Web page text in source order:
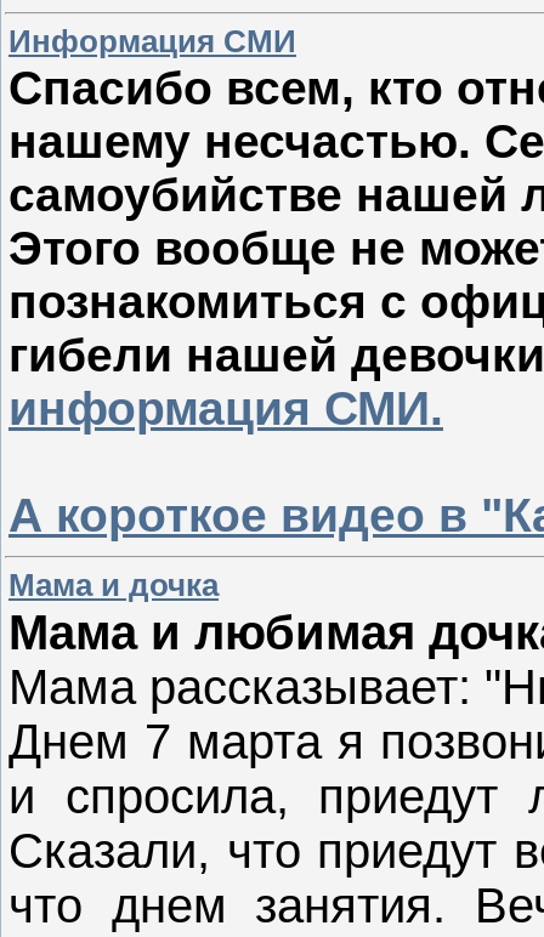
Информация СМИ
Спасибо всем, кто
нашему несчастью.
самоубийстве нашей
Этого вообще не
познакомиться с
гибели нашей
информация СМИ.
А короткое видео в
Мама и дочка
Мама и любимая
Мама рассказывает:
Днем 7 марта я
и спросила,
Сказали, что приедут
что днем занятия.